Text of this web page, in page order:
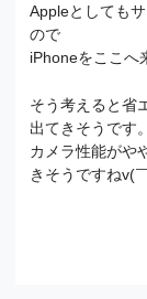
Appleとしても
ので
iPhoneをここへ
そう考えると省
出てきそうです。
カメラ性能がや
きそうですねv(